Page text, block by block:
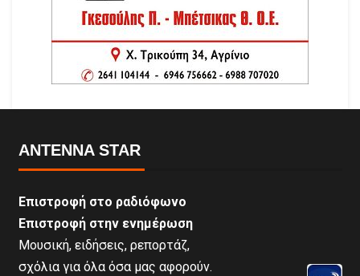
ANTENNA STAR
Επιστροφή στο ραδιόφωνο
Επιστροφή στην ενημέρωση
Μουσική, ειδήσεις, ρεπορτάζ,
σχόλια για όλα όσα μας αφορούν.